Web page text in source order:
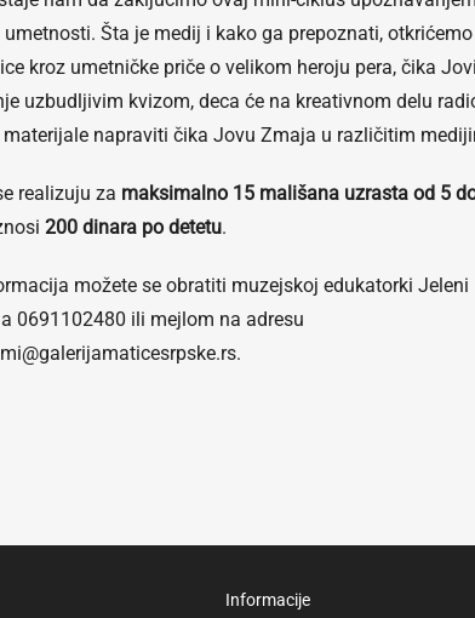
Šta je medij i kako ga prepoznati,
kroz umetničke priče o velikom heroju pera, čika
uzbudljivim kvizom, deca će na kreativnom delu
materijale napraviti čika Jovu Zmaja u različitim
realizuju za maksimalno 15 mališana uzrasta od 5
200 dinara po detetu.
možete se obratiti muzejskoj edukatorki
0691102480 ili mejlom na adresu
Informacije